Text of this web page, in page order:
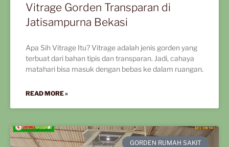
Vitrage Gorden Transparan di
Jatisampurna Bekasi
Apa Sih Vitrage Itu? Vitrage adalah jenis gorden yang
terbuat dari bahan tipis dan transparan. Jadi, cahaya
matahari bisa masuk dengan bebas ke dalam ruangan.
READ MORE »
GORDEN RUMAH SAKIT